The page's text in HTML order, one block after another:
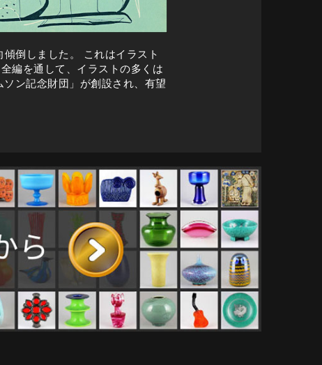
倒しました。 これはイラスト
編を通して、イラストの多くは
ン記念財団」が創設され、有望